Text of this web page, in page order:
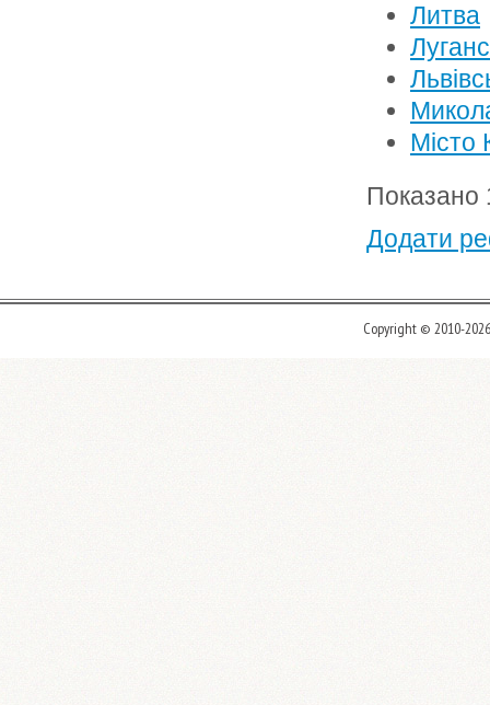
Литва
Місто
Показано
Додати
Copyright © 2010-